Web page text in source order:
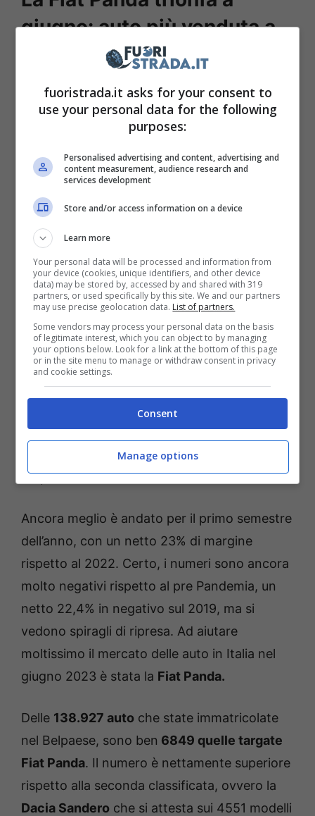
giugno: auto più venduta a
giugno 2023
In qualche modo il mercato
dell’automobilismo sta rialzando la testa
rispetto agli ultimi anni davvero molto
complicati. Nel mese di giugno 2023 c’è stato
un sensibile aumento delle vendite con un
netto
9,2%in più rispetto allo stesso periodo
del 2022.
Fiat Panda, domina nelle vendite a giugno (Fonte: Ansa
Ancora meglio è andato per il primo semestre
dell’anno, con un netto 23% di margine
rispetto al 2022. Certo, i numeri sono ancora
molto negativi rispetto al pre Pandemia, un
netto 22,4% in negativo sul 2019, ma si
vedono spiragli di ripresa. Ad aiutare
moltissimo il mercato delle auto in Italia nel
giugno 2023 è stata la Fiat Panda.
Delle 138.927 auto che state immatricolate
nel Belpaese, sono ben 6849 quelle targate
Fiat Panda. Il numero è nettamente superiore
rispetto alla seconda classificata, ovvero la
Dacia Sandero che si attesta sui 4551 modelli
fuoristrada.it asks for your consent to
use your personal data for the following
purposes:
Personalised advertising and content, advertising and
content measurement, audience research and
services development
Store and/or access information on a device
Learn more
Your personal data will be processed and information from
your device (cookies, unique identifiers, and other device
data) may be stored by, accessed by and shared with 319
partners, or used specifically by this site. We and our partners
may use precise geolocation data. List of partners.
Some vendors may process your personal data on the basis
of legitimate interest, which you can object to by managing
your options below. Look for a link at the bottom of this page
or in the site menu to manage or withdraw consent in privacy
and cookie settings.
Consent
Manage options